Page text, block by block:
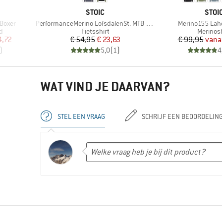
prijs
MERK
STOIC
Artikel
PerformanceMerino LofsdalenSt. MTB L/S
Productgroep
Fietsshirt
Prijs
€ 54,95Verlaagde prijs
€ 23,63
5,0(1)
Artikel
Merino155
€ 99,95
WAT VIND JE DAARVAN?
STEL EEN VRAAG SCHRIJF EEN